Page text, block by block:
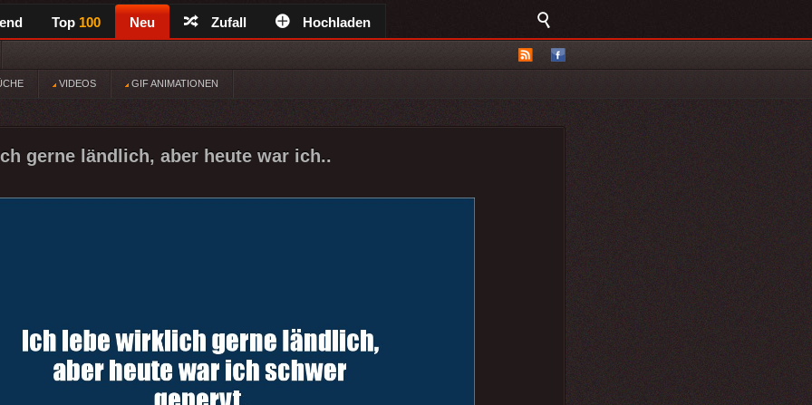
Top 100 Neu Zufall Hochladen
VIDEOS GIF ANIMATIONEN
gerne ländlich, aber heute war ich..